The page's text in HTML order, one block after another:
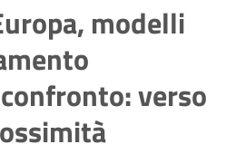
modelli
verso